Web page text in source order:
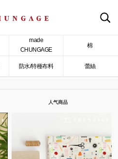
made
CHUNGAGE
棉
防水/特種布料 蕾絲
人气商品